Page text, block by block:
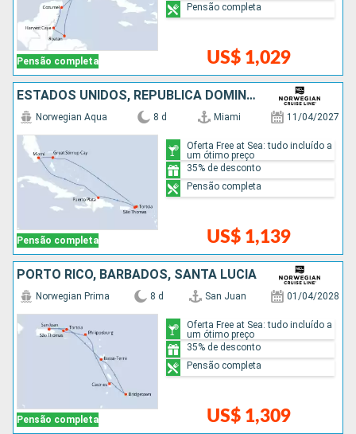
Pensão completa US$ 1,029
Pensão completa
ESTADOS UNIDOS, REPUBLICA DOMINICANA, BAHAMAS
Pensão completa
Norwegian Aqua 8 d Miami 11/04/2027
US$ 1,139
Oferta Free at Sea: tudo incluído a
um ótimo preço
35% de desconto
Pensão completa
PORTO RICO, BARBADOS, SANTA LUCIA
Pensão completa
Norwegian Prima 8 d San Juan 01/04/2028
US$ 1,309
Oferta Free at Sea: tudo incluído a
um ótimo preço
35% de desconto
Pensão completa